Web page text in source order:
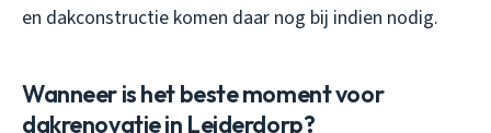
en dakconstructie komen daar nog bij indien nodig.
Wanneer is het beste moment voor
dakrenovatie in Leiderdorp?